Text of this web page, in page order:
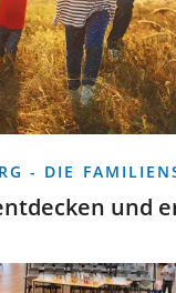
- DIE
und